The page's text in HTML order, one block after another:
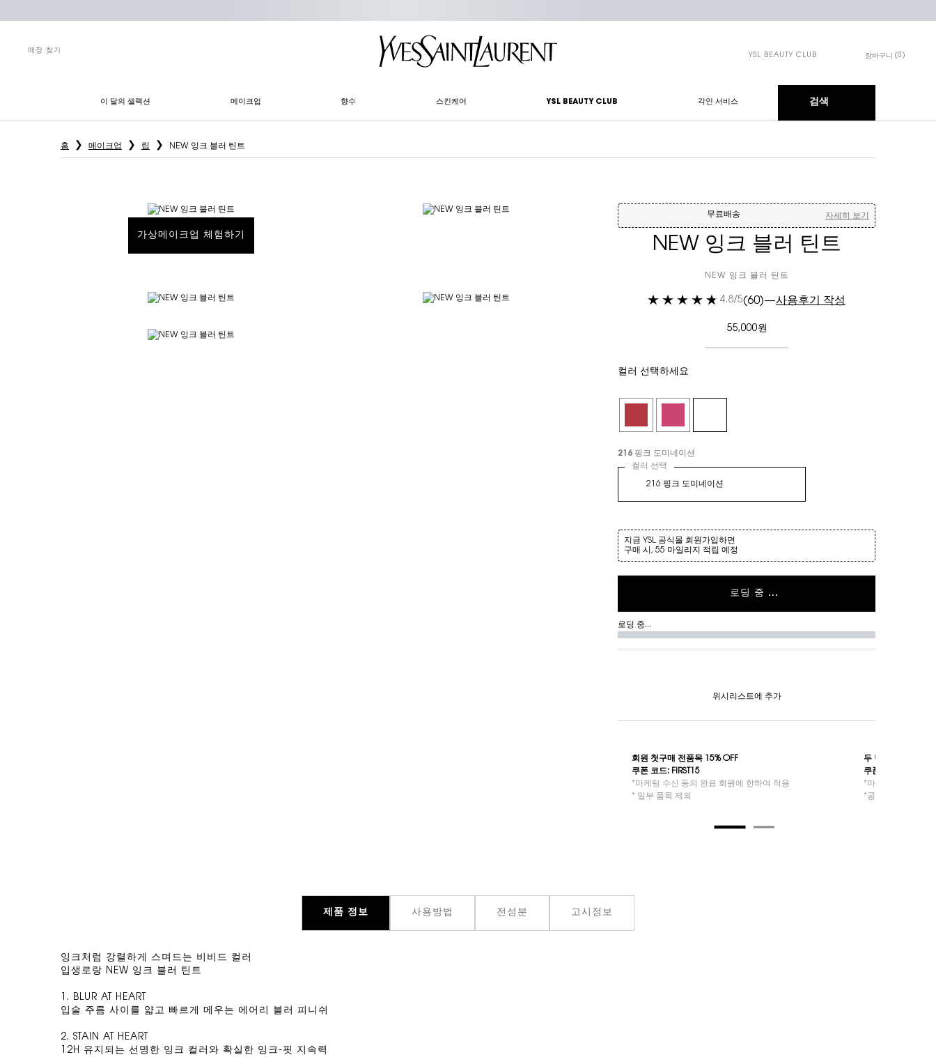
매장 찾기
YSL BEAUTY CLUB 장바구니 0
이 달의 셀렉션 메이크업 향수 스킨케어 YSL BEAUTY CLUB 각인 서비스 검색
홈 메이크업 립 NEW 잉크 블러 틴트
무료배송 자세히 보기
NEW 잉크 블러 틴트
NEW 잉크 블러 틴트
4.8/5(60)—사용후기 작성
55,000원
가상메이크업 체험하기
컬러 선택하세요
216 핑크 도미네이션
216 핑크 도미네이션
컬러 선택
지금 YSL 공식몰 회원가입하면
구매 시, 55 마일리지 적립 예정
로딩 중 ...
로딩 중...
위시리스트에 추가
회원 첫구매 전품목 15% OFF​
쿠폰 코드: FIRST15​​
*마케팅 수신 동의 완료 회원에 한하여 적용
* 일부 품목 제외
두 번째 구매 특별
쿠폰 코드: 2NDYSL
*마케팅 수신 동의
*공식몰 두 번째 구
제품 정보 사용방법 전성분 고시정보
잉크처럼 강렬하게 스며드는 비비드 컬러
입생로랑 NEW 잉크 블러 틴트
1. BLUR AT HEART
입술 주름 사이를 얇고 빠르게 메우는 에어리 블러 피니쉬
2. STAIN AT HEART
12H 유지되는 선명한 잉크 컬러와 확실한 잉크-핏 지속력